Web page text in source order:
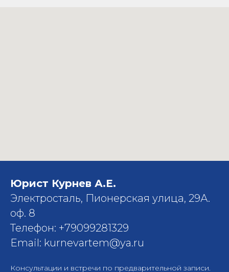
Юрист Курнев А.Е.
Электросталь, Пионерская улица, 29А.
оф. 8
Телефон: +79099281329
Email: kurnevartem@ya.ru
Консультации и встречи по предварительной записи.